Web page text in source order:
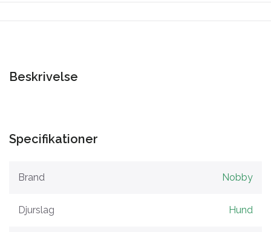
Beskrivelse
Specifikationer
Brand Nobby
Djurslag Hund